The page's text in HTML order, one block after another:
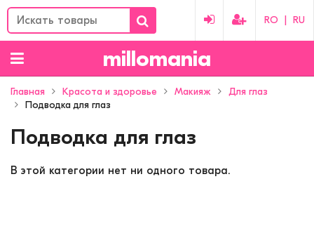
RO RU
millomania
Главная Красота и здоровье Макияж
Для глаз
Подводка для глаз
Подводка для глаз
В этой категории нет ни одного товара.